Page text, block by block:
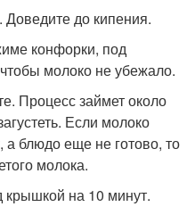
до кипения.
конфорки, под
молоко не убежало.
Процесс займет около
Если молоко
а блюдо еще не готово, то
молока.
крышкой на 10 минут.